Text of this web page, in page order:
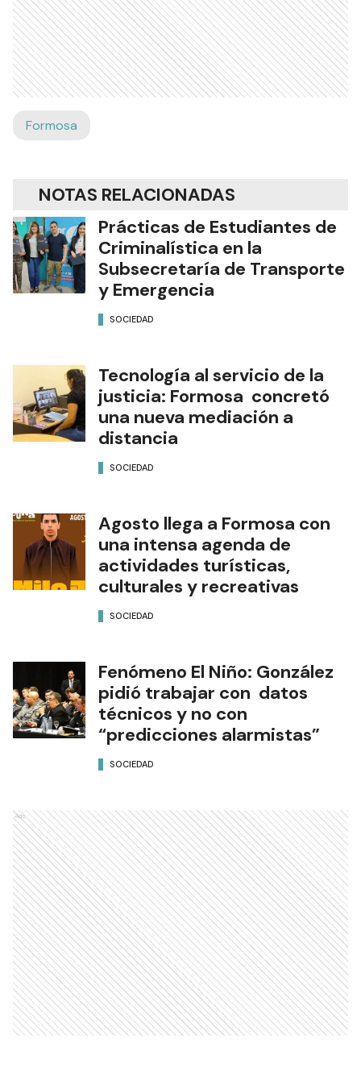
Formosa
NOTAS RELACIONADAS
Prácticas de Estudiantes de
Criminalística en la
Subsecretaría de Transporte
y Emergencia
SOCIEDAD
Tecnología al servicio de la
justicia: Formosa concretó
una nueva mediación a
distancia
SOCIEDAD
Agosto llega a Formosa con
una intensa agenda de
actividades turísticas,
culturales y recreativas
SOCIEDAD
Fenómeno El Niño: González
pidió trabajar con datos
técnicos y no con
“predicciones alarmistas”
SOCIEDAD
Ads